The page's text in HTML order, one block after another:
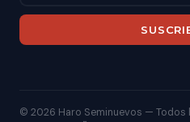
© 2026 Haro Seminuevos —